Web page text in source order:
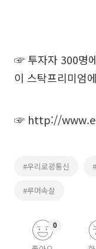
☞ 투자자 300명
이 스탁프리미엄
☞ http://
#우리로광통신
#루머속살
0